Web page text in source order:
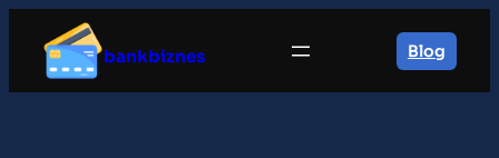
treści
bankbiznes Blog